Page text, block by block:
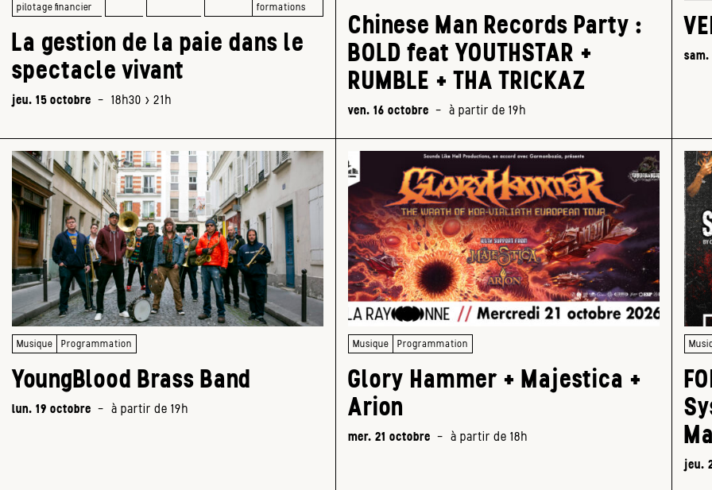
pilotage financier
formations
La gestion de la paie dans le
spectacle vivant
jeu. 15 octobre - 18h30 > 21h
Chinese Man Records Party :
BOLD feat YOUTHSTAR +
RUMBLE + THA TRICKAZ
ven. 16 octobre - à partir de 19h
Musique Programmation
YoungBlood Brass Band
lun. 19 octobre - à partir de 19h
Musique Programmation
Glory Hammer + Majestica +
Arion
mer. 21 octobre - à partir de 18h
jeu.